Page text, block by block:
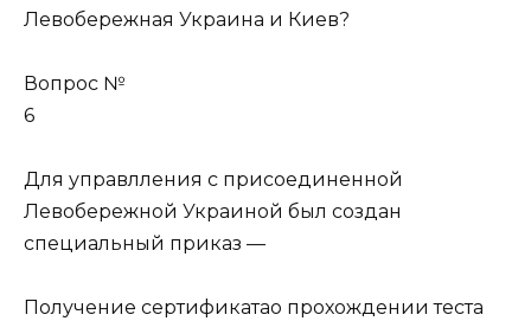
Левобережная Украина и Киев?
Вопрос №
6
Для управлления с присоединенной
Левобережной Украиной был создан
специальный приказ —
Получение сертификатао прохождении теста